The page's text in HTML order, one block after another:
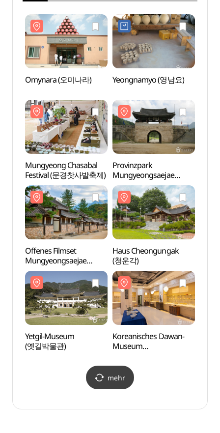
Omynara (오미나라) Yeongnamyo (영남요)
Mungyeong Chasabal
Festival (문경찻사발축제)
Provinzpark
Mungyeongsaejae
(문경새재도립공원)
Offenes Filmset
Mungyeongsaejae
(문경새재 오픈세트장)
Haus Cheongungak
(청운각)
Yetgil-Museum
(옛길박물관)
Koreanisches Dawan-
Museum
mehr